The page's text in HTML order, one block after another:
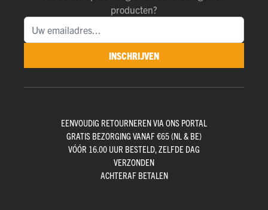
producten?
INSCHRIJVEN
EENVOUDIG RETOURNEREN VIA ONS PORTAL
GRATIS BEZORGING VANAF €65 (NL & BE)
VÓÓR 16.00 UUR BESTELD, ZELFDE DAG
VERZONDEN
ACHTERAF BETALEN